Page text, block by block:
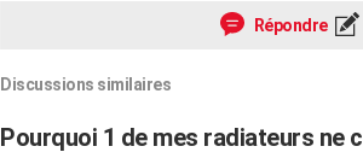
Répondre
Discussions similaires
Pourquoi 1 de mes radiateurs ne